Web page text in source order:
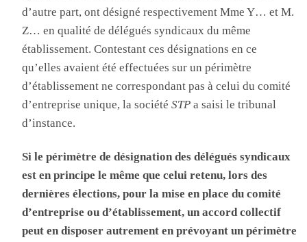
d’autre part, ont désigné respectivement Mme Y… et M.
Z… en qualité de délégués syndicaux du même
établissement. Contestant ces désignations en ce
qu’elles avaient été effectuées sur un périmètre
d’établissement ne correspondant pas à celui du comité
d’entreprise unique, la sociétéSTPa saisi le tribunal
d’instance.
Si le périmètre de désignation des délégués syndicaux
est en principe le même que celui retenu, lors des
dernières élections, pour la mise en place du comité
d’entreprise ou d’établissement, un accord collectif
peut en disposer autrement en prévoyant un périmètre